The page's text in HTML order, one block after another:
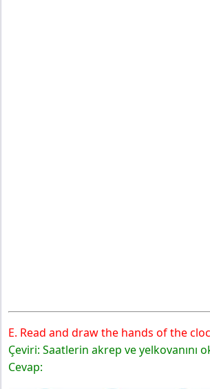
E. Read and draw the hands of the
Çeviri: Saatlerin akrep ve yelkovanını
Cevap: